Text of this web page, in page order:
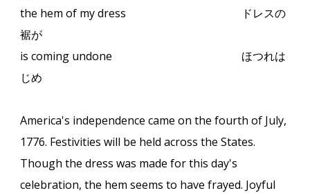
the hem of my dress
ドレスの
裾が
is coming undone
ほつれは
じめ
America's independence came on the fourth of July,
1776. Festivities will be held across the States.
Though the dress was made for this day's
celebration, the hem seems to have frayed. Joyful